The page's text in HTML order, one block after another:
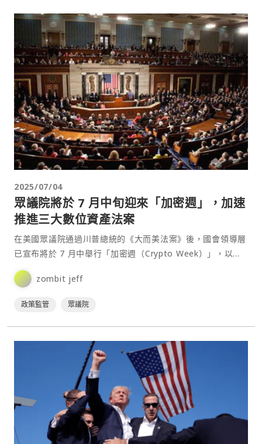
2025/07/04
眾議院將於 7 月中旬迎來「加密週」，加速
推進三大數位資產法案
在美國眾議院通過川普總統的《大而美法案》後，國會領導層
已宣布將於 7 月中舉行「加密週（Crypto Week）」，以審
議一系列加密貨幣相關法案。⋯
zombit jeff
政策監管 眾議院